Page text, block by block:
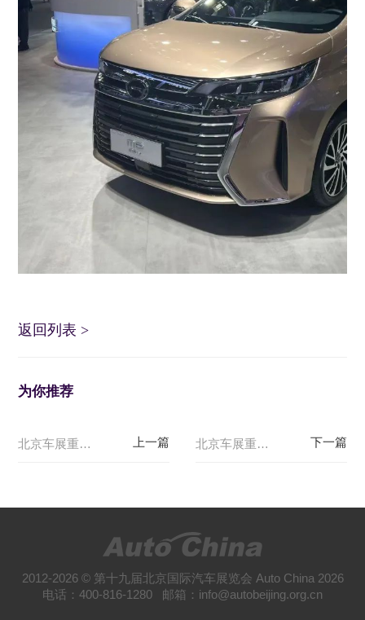
返回列表 >
为你推荐
北京车展重磅车型盘点：E104广汽埃安 北京车展重磅车型盘点：E106 星途
2012-2026 © 第十九届北京国际汽车展览会 Auto China 2026
电话：400-816-1280 邮箱：info@autobeijing.org.cn